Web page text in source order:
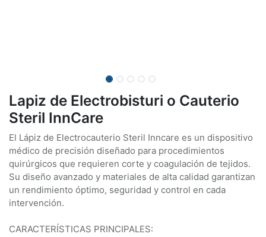
Lapiz de Electrobisturi o Cauterio
Steril InnCare
El Lápiz de Electrocauterio Steril Inncare es un dispositivo
médico de precisión diseñado para procedimientos
quirúrgicos que requieren corte y coagulación de tejidos.
Su diseño avanzado y materiales de alta calidad garantizan
un rendimiento óptimo, seguridad y control en cada
intervención.
CARACTERÍSTICAS PRINCIPALES: